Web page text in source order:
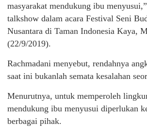
masyarakat mendukung ibu
talkshow dalam acara Festival Seni
Nusantara di Taman Indonesia Kaya,
(22/9/2019).
Rachmadani menyebut, rendahnya
saat ini bukanlah semata kesalahan
Menurutnya, untuk memperoleh
mendukung ibu menyusui diperlukan
berbagai pihak.